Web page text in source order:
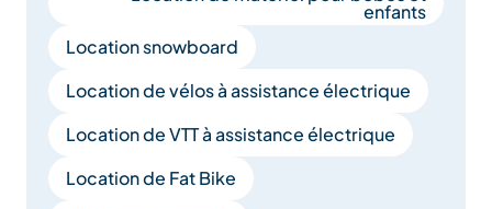
enfants
Location snowboard
Location de vélos à assistance électrique
Location de VTT à assistance électrique
Location de Fat Bike